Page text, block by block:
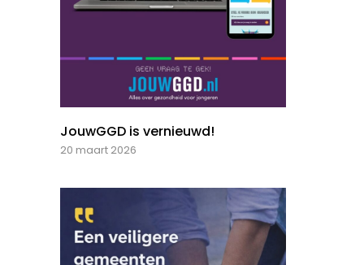
JouwGGD is vernieuwd!
20 maart 2026